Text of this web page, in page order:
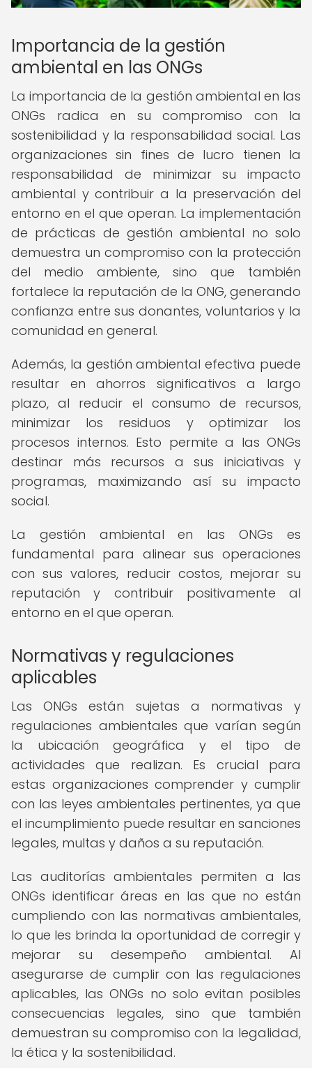
Importancia de la gestión
ambiental en las ONGs
La importancia de la gestión ambiental en las
ONGs radica en su compromiso con la
sostenibilidad y la responsabilidad social. Las
organizaciones sin fines de lucro tienen la
responsabilidad de minimizar su impacto
ambiental y contribuir a la preservación del
entorno en el que operan. La implementación
de prácticas de gestión ambiental no solo
demuestra un compromiso con la protección
del medio ambiente, sino que también
fortalece la reputación de la ONG, generando
confianza entre sus donantes, voluntarios y la
comunidad en general.
Además, la gestión ambiental efectiva puede
resultar en ahorros significativos a largo
plazo, al reducir el consumo de recursos,
minimizar los residuos y optimizar los
procesos internos. Esto permite a las ONGs
destinar más recursos a sus iniciativas y
programas, maximizando así su impacto
social.
La gestión ambiental en las ONGs es
fundamental para alinear sus operaciones
con sus valores, reducir costos, mejorar su
reputación y contribuir positivamente al
entorno en el que operan.
Normativas y regulaciones
aplicables
Las ONGs están sujetas a normativas y
regulaciones ambientales que varían según
la ubicación geográfica y el tipo de
actividades que realizan. Es crucial para
estas organizaciones comprender y cumplir
con las leyes ambientales pertinentes, ya que
el incumplimiento puede resultar en sanciones
legales, multas y daños a su reputación.
Las auditorías ambientales permiten a las
ONGs identificar áreas en las que no están
cumpliendo con las normativas ambientales,
lo que les brinda la oportunidad de corregir y
mejorar su desempeño ambiental. Al
asegurarse de cumplir con las regulaciones
aplicables, las ONGs no solo evitan posibles
consecuencias legales, sino que también
demuestran su compromiso con la legalidad,
la ética y la sostenibilidad.